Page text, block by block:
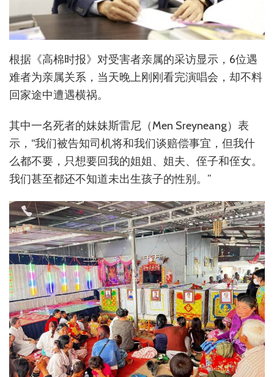
根据《高棉时报》对受害者亲属的采访显示，6位遇
难者为亲属关系，当天晚上刚刚看完演唱会，却不料
回家途中遭遇横祸。
其中一名死者的妹妹斯雷尼（Men Sreyneang）表
示，“我们被告知司机将和我们谈赔偿事宜，但我什
么都不要，只想要回我的姐姐、姐夫、侄子和侄女。
我们甚至都还不知道未出生孩子的性别。”